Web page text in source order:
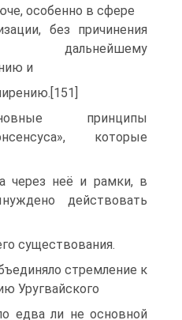
особенно в сфере
без причинения
и
принципы
которые
через неё и рамки, в
действовать
существования.
стремление к
Уругвайского
едва ли не основной